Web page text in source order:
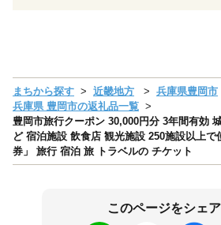
まちから探す 近畿地方
兵庫県豊岡市
兵庫県 豊岡市の返礼品一覧
豊岡市旅行クーポン 30,000円分 3年間有効
ど 宿泊施設 飲食店 観光施設 250施設以上
券」 旅行 宿泊 旅 トラベルの チケット
このページをシェ